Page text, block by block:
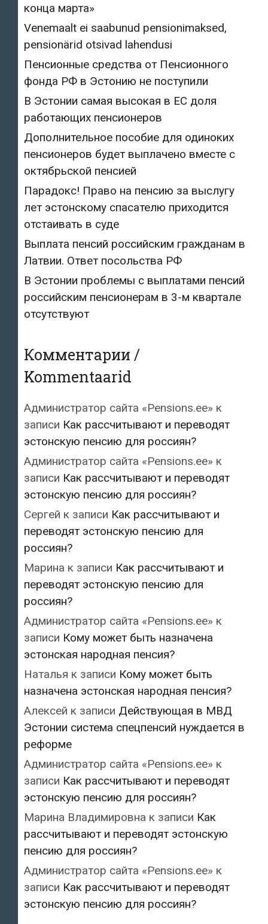
конца марта»
Venemaalt ei saabunud pensionimaksed,
pensionärid otsivad lahendusi
Пенсионные средства от Пенсионного
фонда РФ в Эстонию не поступили
В Эстонии самая высокая в ЕС доля
работающих пенсионеров
Дополнительное пособие для одиноких
пенсионеров будет выплачено вместе с
октябрьской пенсией
Парадокс! Право на пенсию за выслугу
лет эстонскому спасателю приходится
отстаивать в суде
Выплата пенсий российским гражданам в
Латвии. Ответ посольства РФ
В Эстонии проблемы с выплатами пенсий
российским пенсионерам в 3-м квартале
отсутствуют
Комментарии /
Kommentaarid
Администратор сайта «Pensions.ee» к
записи Как рассчитывают и переводят
эстонскую пенсию для россиян?
Администратор сайта «Pensions.ee» к
записи Как рассчитывают и переводят
эстонскую пенсию для россиян?
Сергей к записи Как рассчитывают и
переводят эстонскую пенсию для
россиян?
Марина к записи Как рассчитывают и
переводят эстонскую пенсию для
россиян?
Администратор сайта «Pensions.ee» к
записи Кому может быть назначена
эстонская народная пенсия?
Наталья к записи Кому может быть
назначена эстонская народная пенсия?
Алексей к записи Действующая в МВД
Эстонии система спецпенсий нуждается в
реформе
Администратор сайта «Pensions.ee» к
записи Как рассчитывают и переводят
эстонскую пенсию для россиян?
Марина Владимировна к записи Как
рассчитывают и переводят эстонскую
пенсию для россиян?
Администратор сайта «Pensions.ee» к
записи Как рассчитывают и переводят
эстонскую пенсию для россиян?